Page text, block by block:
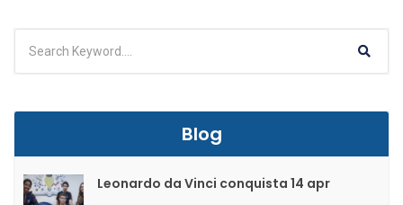
Blog
Leonardo da Vinci conquista 14 apr